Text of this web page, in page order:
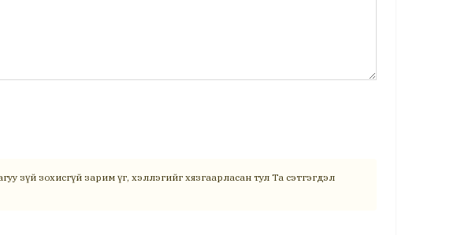
зүй зохисгүй зарим үг, хэллэгийг хязгаарласан тул Та сэтгэгдэл